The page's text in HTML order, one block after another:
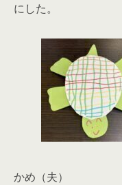
にした。
かめ（夫）